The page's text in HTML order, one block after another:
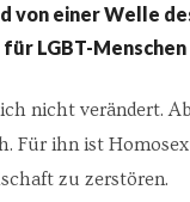
von einer Welle
LGBT-
nicht verändert.
ihn ist
zu zerstören.